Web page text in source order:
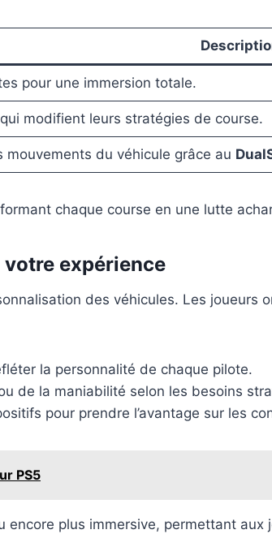
pour une immersion totale.
modifient leurs stratégies de course.
du véhicule grâce au
chaque course en une lutte
expérience
des véhicules. Les joueurs
la personnalité de chaque pilote.
de la maniabilité selon les besoins
pour prendre l’avantage sur les
PS5
plus immersive, permettant aux